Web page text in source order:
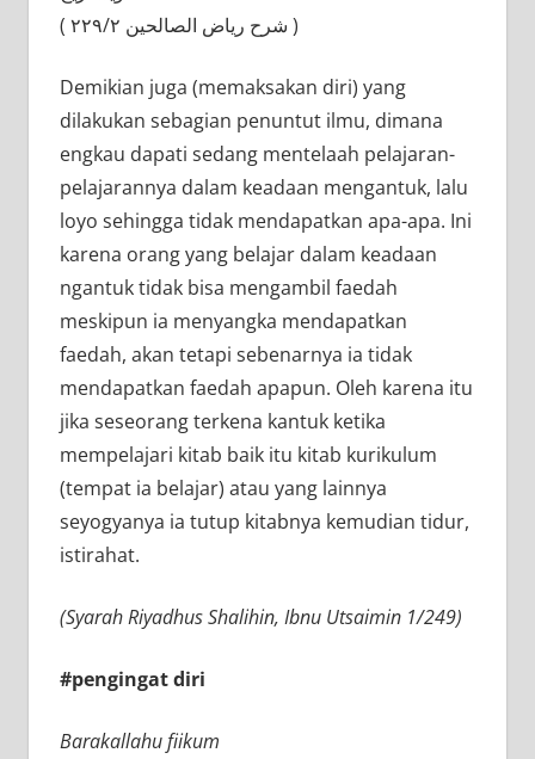
( شرح رياض الصالحين ٢٢٩/٢ )
Demikian juga (memaksakan diri) yang
dilakukan sebagian penuntut ilmu, dimana
engkau dapati sedang mentelaah pelajaran-
pelajarannya dalam keadaan mengantuk, lalu
loyo sehingga tidak mendapatkan apa-apa. Ini
karena orang yang belajar dalam keadaan
ngantuk tidak bisa mengambil faedah
meskipun ia menyangka mendapatkan
faedah, akan tetapi sebenarnya ia tidak
mendapatkan faedah apapun. Oleh karena itu
jika seseorang terkena kantuk ketika
mempelajari kitab baik itu kitab kurikulum
(tempat ia belajar) atau yang lainnya
seyogyanya ia tutup kitabnya kemudian tidur,
istirahat.
(Syarah Riyadhus Shalihin, Ibnu Utsaimin 1/249)
#pengingat diri
Barakallahu fiikum